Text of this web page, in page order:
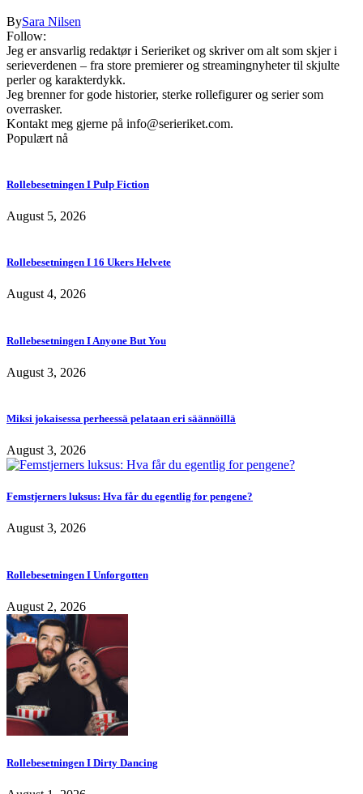
BySara Nilsen
Follow:
Jeg er ansvarlig redaktør i Serieriket og skriver om alt som skjer i
serieverdenen – fra store premierer og streamingnyheter til skjulte
perler og karakterdykk.
Jeg brenner for gode historier, sterke rollefigurer og serier som
overrasker.
Kontakt meg gjerne på info@serieriket.com.
Populært nå
Rollebesetningen I Pulp Fiction
August 5, 2026
Rollebesetningen I 16 Ukers Helvete
August 4, 2026
Rollebesetningen I Anyone But You
August 3, 2026
Miksi jokaisessa perheessä pelataan eri säännöillä
August 3, 2026
Femstjerners luksus: Hva får du egentlig for pengene?
August 3, 2026
Rollebesetningen I Unforgotten
August 2, 2026
Rollebesetningen I Dirty Dancing